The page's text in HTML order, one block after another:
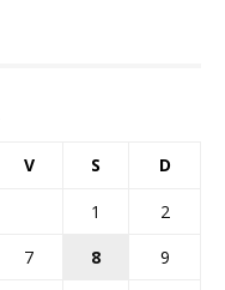
V S D
1
2
7 8 9